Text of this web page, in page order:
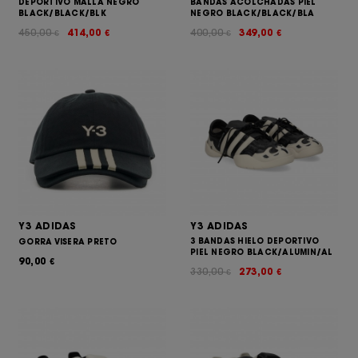
BLACK/BLACK/BLK
414,00 €
450,00€
NEGRO BLACK/BLACK/BLA
349,00 €
400,00€
Y3 ADIDAS
GORRA VISERA PRETO
90,00 €
Y3 ADIDAS
3 BANDAS HIELO DEPORTIVO
PIEL NEGRO BLACK/ALUMIN/AL
273,00 €
330,00€